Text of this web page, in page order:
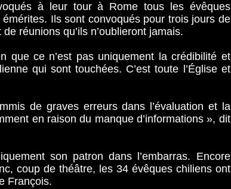
à leur tour à Rome tous les évêques
Ils sont convoqués pour trois jours de
réunions qu’ils n’oublieront jamais.
que ce n’est pas uniquement la crédibilité et
qui sont touchées. C’est toute l’Église et
de graves erreurs dans l’évaluation et la
en raison du manque d’informations », dit
son patron dans l’embarras. Encore
coup de théâtre, les 34 évêques chiliens ont
François.